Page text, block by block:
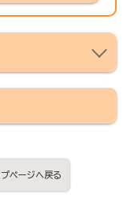
プページへ戻る